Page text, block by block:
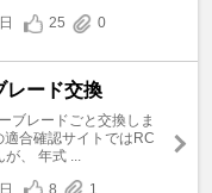
25 0
レード交換
ブレードごと交換しま
適合確認サイトではRC
、 年式 ...
8 1